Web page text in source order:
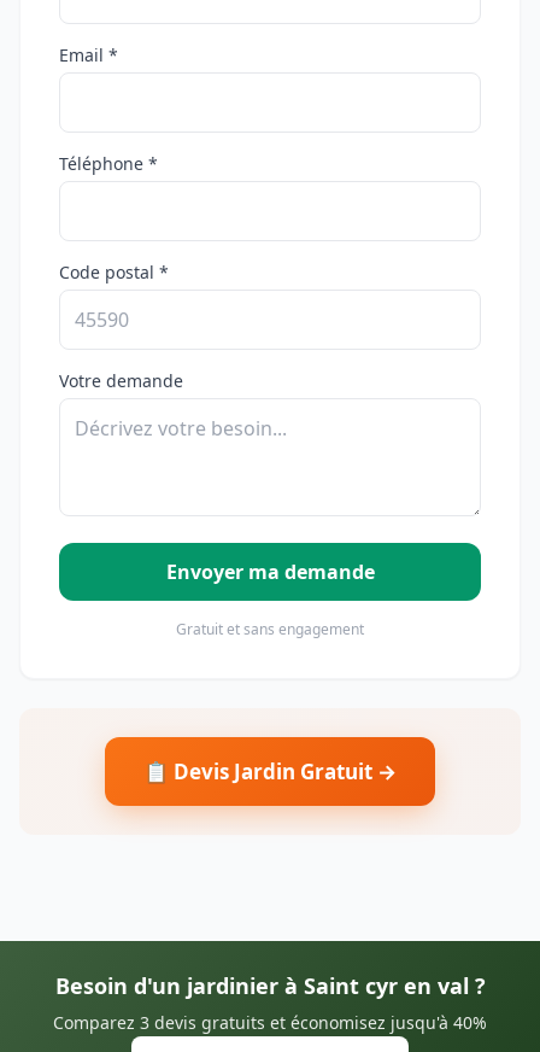
Email *
Téléphone *
Code postal *
Votre demande
Envoyer ma demande
Gratuit et sans engagement
📋 Devis Jardin Gratuit →
Besoin d'un jardinier à Saint cyr en val ?
Comparez 3 devis gratuits et économisez jusqu'à 40%